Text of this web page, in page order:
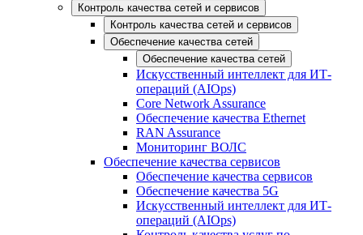
Контроль качества сетей и сервисов
Контроль качества сетей и сервисов
Обеспечение качества сетей
Обеспечение качества сетей
Искусственный интеллект для ИТ-
операций (AIOps)
Core Network Assurance
Обеспечение качества Ethernet
RAN Assurance
Мониторинг ВОЛС
Обеспечение качества сервисов
Обеспечение качества сервисов
Обеспечение качества 5G
Искусственный интеллект для ИТ-
операций (AIOps)